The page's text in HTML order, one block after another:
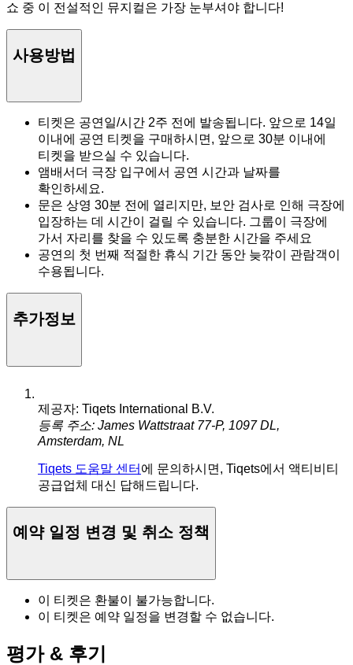
쇼 중 이 전설적인 뮤지컬은 가장 눈부셔야 합니다!
사용방법
티켓은 공연일/시간 2주 전에 발송됩니다. 앞으로 14일
이내에 공연 티켓을 구매하시면, 앞으로 30분 이내에
티켓을 받으실 수 있습니다.
앰배서더 극장 입구에서 공연 시간과 날짜를
확인하세요.
문은 상영 30분 전에 열리지만, 보안 검사로 인해 극장에
입장하는 데 시간이 걸릴 수 있습니다. 그룹이 극장에
가서 자리를 찾을 수 있도록 충분한 시간을 주세요
공연의 첫 번째 적절한 휴식 기간 동안 늦깎이 관람객이
수용됩니다.
추가정보
제공자: Tiqets International B.V.
등록 주소: James Wattstraat 77-P, 1097 DL,
Amsterdam, NL
Tiqets 도움말 센터 에 문의하시면, Tiqets에서 액티비티
공급업체 대신 답해드립니다.
예약 일정 변경 및 취소 정책
이 티켓은 환불이 불가능합니다.
이 티켓은 예약 일정을 변경할 수 없습니다.
평가 & 후기